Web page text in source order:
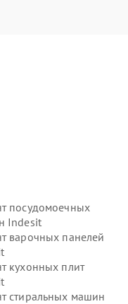
посудомоечных
Indesit
варочных панелей
кухонных плит
стиральных машин